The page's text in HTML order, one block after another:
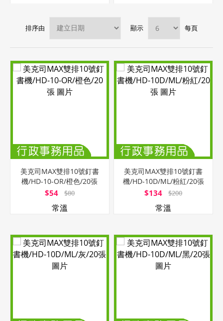
排序由 顯示 每頁
美克司MAX雙排10號釘書
機/HD-10-OR/橙色/20張
$54 $80
常溫
美克司MAX雙排10號釘書
機/HD-10D/ML/粉紅/20張
$134 $200
常溫